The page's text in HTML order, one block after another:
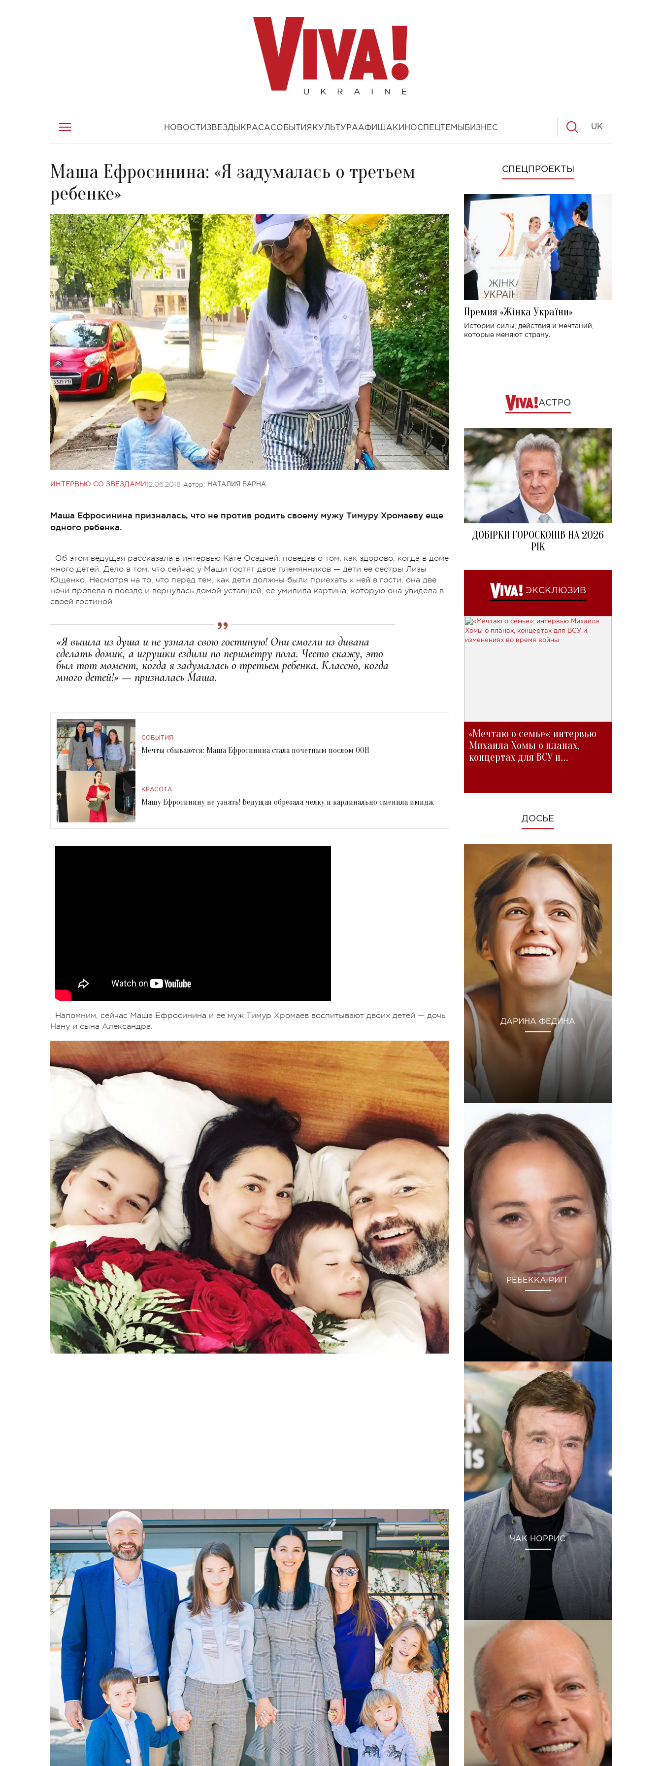
НОВОСТИ ЗВЕЗДЫ КРАСАСОБЫТИЯ КУЛЬТУРААФИША КИНОСПЕЦТЕМЫ БИЗНЕС UK
Маша Ефросинина: «Я задумалась о третьем
ребенке»
ИНТЕРВЬЮ СО ЗВЕЗДАМИ 12.06.2018 Автор: НАТАЛИЯ БАРНА
Маша Ефросинина призналась, что не против родить своему мужу Тимуру Хромаеву еще
одного ребенка.
Об этом ведущая рассказала в интервью Кате Осадчей, поведав о том, как здорово, когда в доме
много детей. Дело в том, что сейчас у Маши гостят двое племянников — дети ее сестры Лизы
Ющенко. Несмотря на то, что перед тем, как дети должны были приехать к ней в гости, она две
ночи провела в поезде и вернулась домой уставшей, ее умилила картина, которую она увидела в
своей гостиной.
«Я вышла из душа и не узнала свою гостиную! Они смогли из дивана
сделать домик, а игрушки ездили по периметру пола. Често скажу, это
был тот момент, когда я задумалась о третьем ребенка. Классно, когда
много детей!» — призналась Маша.
СОБЫТИЯ
Мечты сбываются: Маша Ефросинина стала почетным послом ООН
КРАСОТА
Машу Ефросинину не узнать! Ведущая обрезала челку и кардинально сменила имидж
Напомним, сейчас Маша Ефросинина и ее муж Тимур Хромаев воспитывают двоих детей — дочь
Нану и сына Александра.
СПЕЦПРОЕКТЫ
Премия «Жінка України»
Истории силы, действия и мечтаний,
которые меняют страну.
АСТРО
ДОБІРКИ ГОРОСКОПІВ НА 2026
РІК
ЭКСКЛЮЗИВ
«Мечтаю о семье»: интервью
Михаила Хомы о планах,
концертах для ВСУ и
ДОСЬЕ
ДАРИНА ФЕДИНА
РЕБЕККА РИГГ
ЧАК НОРРИС